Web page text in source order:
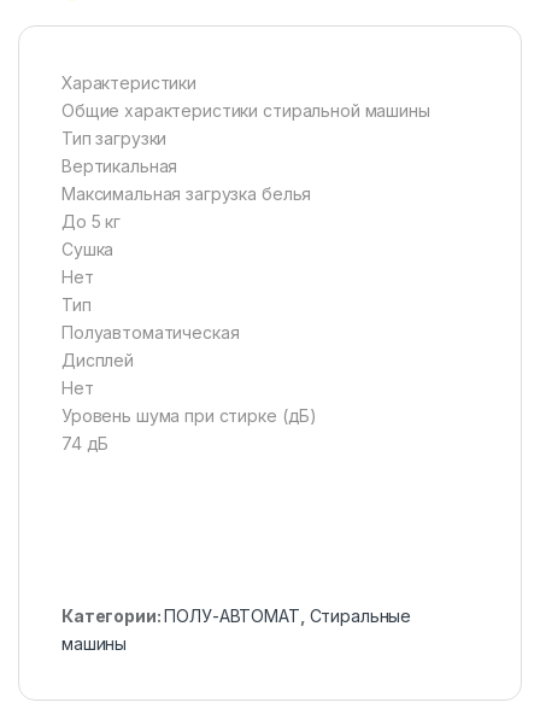
Характеристики
Общие характеристики стиральной машины
Тип загрузки
Вертикальная
Максимальная загрузка белья
До 5 кг
Сушка
Нет
Тип
Полуавтоматическая
Дисплей
Нет
Уровень шума при стирке (дБ)
74 дБ
Категории:ПОЛУ-АВТОМАТ Стиральные
машины